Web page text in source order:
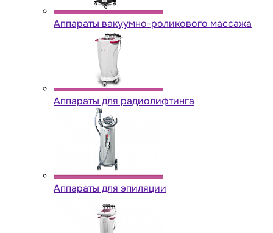
Аппараты вакуумно-роликового массажа
Аппараты для радиолифтинга
Аппараты для эпиляции